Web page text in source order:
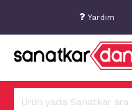
Yardım